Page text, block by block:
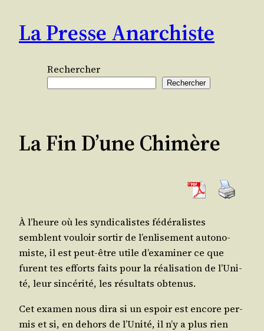
contenu
La Presse Anarchiste
Rechercher
Rechercher
La Fin D’une Chimère
À l’heure où les syn­di­ca­listes fédé­ra­listes
semblent vou­loir sor­tir de l’en­li­se­ment auto­no­
miste, il est peut-être utile d’exa­mi­ner ce que
furent tes efforts faits pour la réa­li­sa­tion de l’U­ni­
té, leur sin­cé­ri­té, les résul­tats obtenus.
Cet exa­men nous dira si un espoir est encore per­
mis et si, en dehors de l’U­ni­té, il n’y a plus rien